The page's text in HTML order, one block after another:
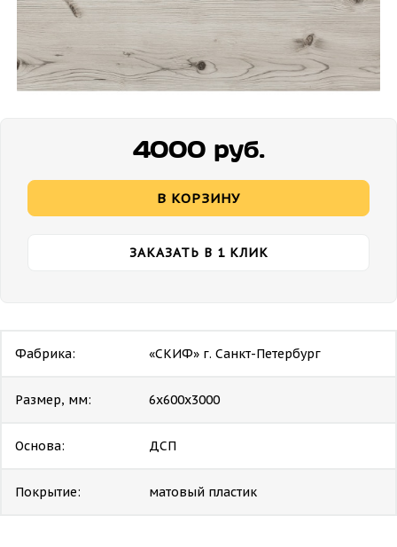
4000 руб.
В КОРЗИНУ
ЗАКАЗАТЬ В 1 КЛИК
Фабрика: «СКИФ» г. Санкт-Петербург
Размер, мм: 6х600х3000
Основа: ДСП
Покрытие: матовый пластик